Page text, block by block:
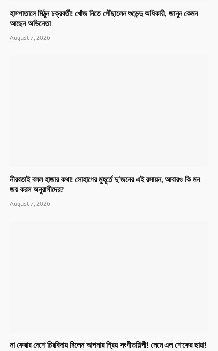
হাসপাতালে মিঠুন চক্রবর্তী! খোঁজ নিতে পৌঁছালেন শুভেন্দু অধিকারী, জানুন কেমন
আছেন অভিনেতা
August 7, 2026
নীরবতাই বলল হাজার কথা! সোহাগের মুহূর্তে দু’জনের এই রসায়ন, আবারও কি মন
জয় করল অনুরাগীদের?
August 7, 2026
না ফেরার দেশে চিরবিদায় নিলেন আপনার প্রিয় সংগীতশিল্পী! নেমে এল শোকের ছায়া!